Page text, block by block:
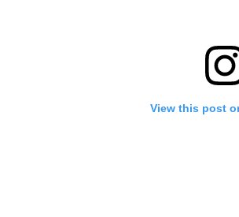
View this post